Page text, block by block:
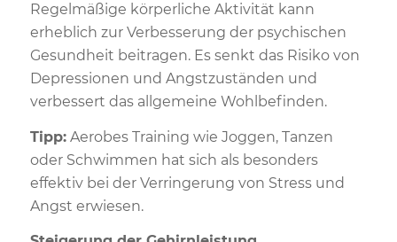
Regelmäßige körperliche Aktivität kann
erheblich zur Verbesserung der psychischen
Gesundheit beitragen. Es senkt das Risiko von
Depressionen und Angstzuständen und
verbessert das allgemeine Wohlbefinden.
Tipp:Aerobes Training wie Joggen, Tanzen
oder Schwimmen hat sich als besonders
effektiv bei der Verringerung von Stress und
Angst erwiesen.